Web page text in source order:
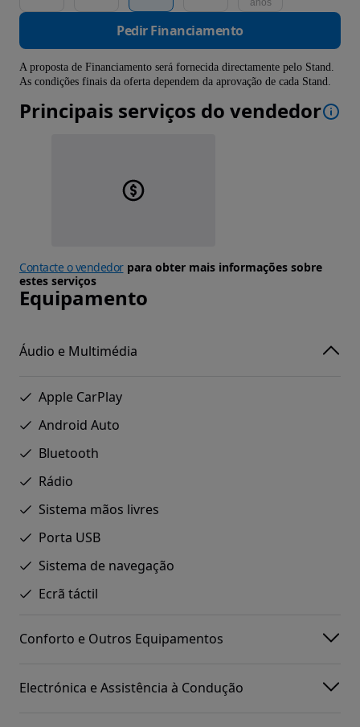
anos
Pedir Financiamento
A proposta de Financiamento será fornecida directamente pelo Stand.
As condições finais da oferta dependem da aprovação de cada Stand.
Principais serviços do vendedor
Contacte o vendedorpara obter mais informações sobre
estes serviços
Equipamento
Áudio e Multimédia
Apple CarPlay
Android Auto
Bluetooth
Rádio
Sistema mãos livres
Porta USB
Sistema de navegação
Ecrã táctil
Conforto e Outros Equipamentos
Electrónica e Assistência à Condução